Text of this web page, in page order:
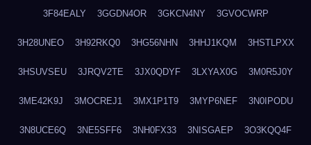
3F84EALY 3GGDN4OR 3GKCN4NY 3GVOCWRP
3H28UNEO 3H92RKQ0 3HG56NHN 3HHJ1KQM 3HSTLPXX
3HSUVSEU 3JRQV2TE 3JX0QDYF 3LXYAX0G 3M0R5J0Y
3ME42K9J 3MOCREJ1 3MX1P1T9 3MYP6NEF 3N0IPODU
3N8UCE6Q 3NE5SFF6 3NH0FX33 3NISGAEP 3O3KQQ4F